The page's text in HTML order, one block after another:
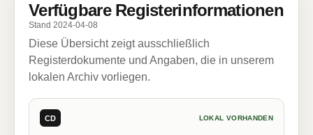
Verfügbare Registerinformationen
Stand 2024-04-08
Diese Übersicht zeigt ausschließlich
Registerdokumente und Angaben, die in unserem
lokalen Archiv vorliegen.
CD LOKAL VORHANDEN